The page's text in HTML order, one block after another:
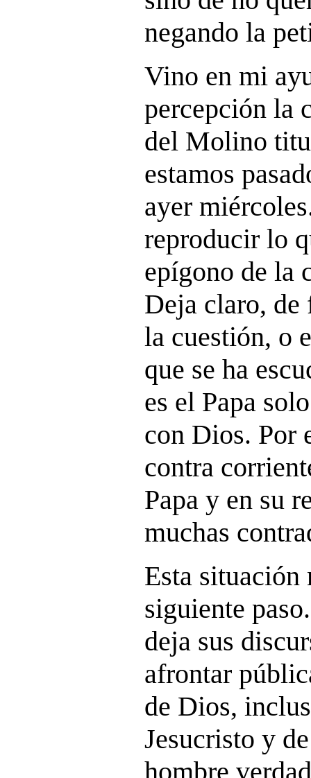
negando la
Vino en mi
percepción la
del Molino
estamos
ayer
reproducir lo
epígono de la
Deja claro, de
la cuestión, o
que se ha
es el Papa
con Dios. Por
contra
Papa y en su
muchas
Esta situación
siguiente
deja sus
afrontar
de Dios,
Jesucristo y
hombre